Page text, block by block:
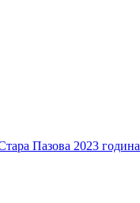
Пазова 2023 година